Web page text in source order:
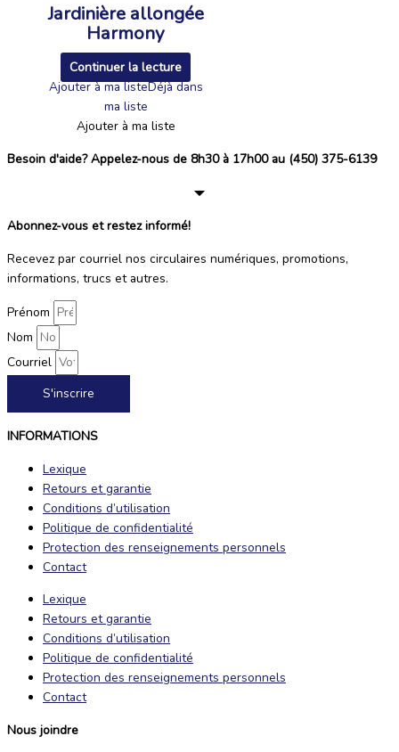
Jardinière allongée
Harmony
Continuer la lecture
Ajouter à ma listeDéjà dans
ma liste
Ajouter à ma liste
Besoin d'aide? Appelez-nous de 8h30 à 17h00 au (450) 375-6139
Abonnez-vous et restez informé!
Recevez par courriel nos circulaires numériques, promotions,
informations, trucs et autres.
Prénom
Nom
Courriel
S'inscrire
INFORMATIONS
Lexique
Retours et garantie
Conditions d’utilisation
Politique de confidentialité
Protection des renseignements personnels
Contact
Lexique
Retours et garantie
Conditions d’utilisation
Politique de confidentialité
Protection des renseignements personnels
Contact
Nous joindre